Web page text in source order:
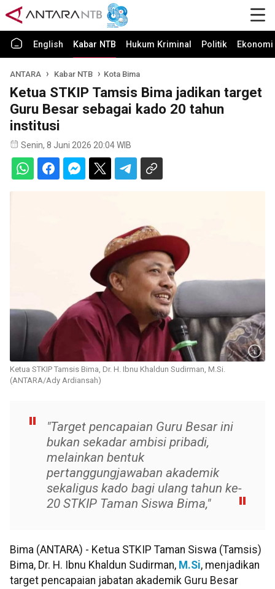
English Kabar NTB Hukum Kriminal Politik
ANTARA Kabar NTB Kota Bima
Ketua STKIP Tamsis Bima jadikan target
Guru Besar sebagai kado 20 tahun
institusi
Senin, 8 Juni 2026 20:04 WIB
Ketua STKIP Tamsis Bima, Dr. H. Ibnu Khaldun Sudirman, M.Si.
(ANTARA/Ady Ardiansah)
"Target pencapaian Guru Besar ini
bukan sekadar ambisi pribadi,
melainkan bentuk
pertanggungjawaban akademik
sekaligus kado bagi ulang tahun ke-
20 STKIP Taman Siswa Bima,"
Bima (ANTARA) - Ketua STKIP Taman Siswa (Tamsis)
Bima, Dr. H. Ibnu Khaldun Sudirman, M.Si, menjadikan
target pencapaian jabatan akademik Guru Besar